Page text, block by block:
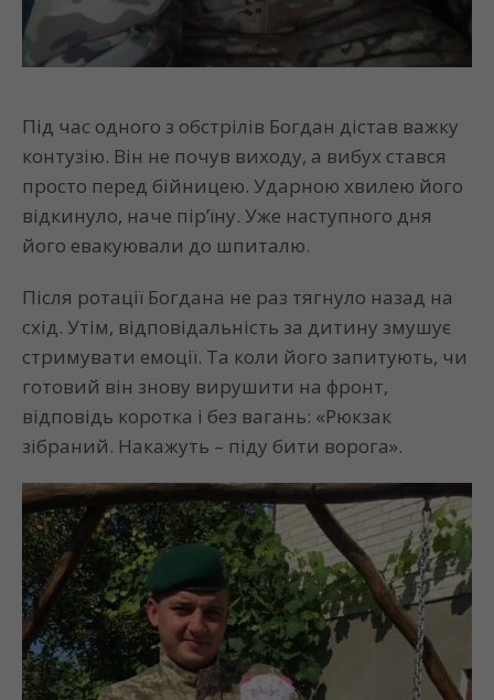
Під час одного з обстрілів Богдан дістав важку
контузію. Він не почув виходу, а вибух стався
просто перед бійницею. Ударною хвилею його
відкинуло, наче пір’їну. Уже наступного дня
його евакуювали до шпиталю.
Після ротації Богдана не раз тягнуло назад на
схід. Утім, відповідальність за дитину змушує
стримувати емоції. Та коли його запитують, чи
готовий він знову вирушити на фронт,
відповідь коротка і без вагань: «Рюкзак
зібраний. Накажуть – піду бити ворога».